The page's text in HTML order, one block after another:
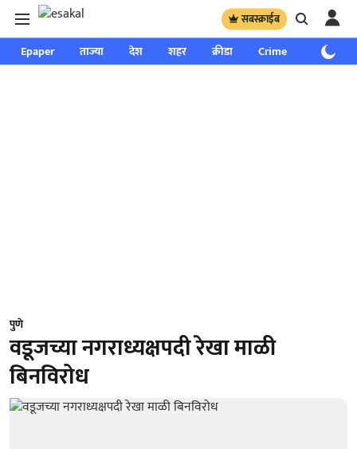
सबस्क्राईब
Epaper ताज्या देश शहर क्रीडा Crime साप्ताहिक
पुणे
वडूजच्या नगराध्यक्षपदी रेखा माळी
बिनविरोध